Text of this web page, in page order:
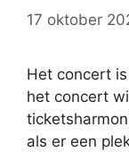
17 oktober
Het concert
het concert
als er een